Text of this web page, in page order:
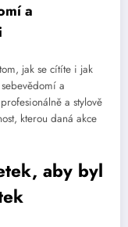
a
jak se cítíte i jak
a
a stylově
kterou daná akce
aby byl